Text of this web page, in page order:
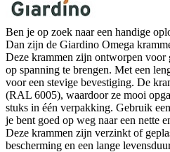
Ben je op zoek naar een handige
Dan zijn de Giardino Omega
Deze krammen zijn ontworpen voor
op spanning te brengen. Met een
voor een stevige bevestiging. De
(RAL 6005), waardoor ze mooi
stuks in één verpakking. Gebruik
je bent goed op weg naar een nette
Deze krammen zijn verzinkt of
bescherming en een lange